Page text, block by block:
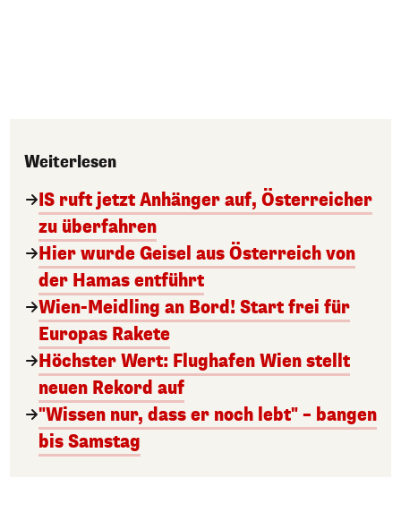
Weiterlesen
IS ruft jetzt Anhänger auf, Österreicher
zu überfahren
Hier wurde Geisel aus Österreich von
der Hamas entführt
Wien-Meidling an Bord! Start frei für
Europas Rakete
Höchster Wert: Flughafen Wien stellt
neuen Rekord auf
"Wissen nur, dass er noch lebt" – bangen
bis Samstag